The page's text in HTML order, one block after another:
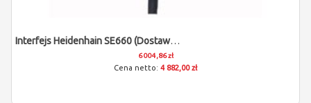
Interfejs Heidenhain SE660 (dostawa 16-18 Tygodni)
6 004,86 zł
4 882,00 zł